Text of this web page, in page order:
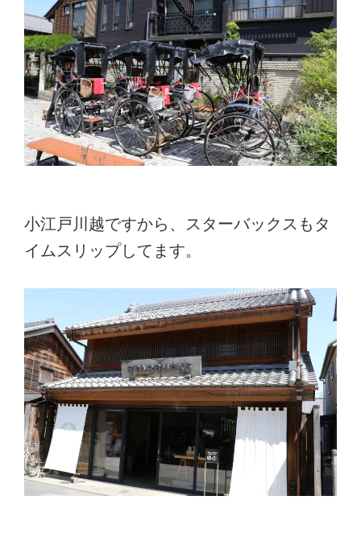
小江戸川越ですから、スターバックスもタ
イムスリップしてます。